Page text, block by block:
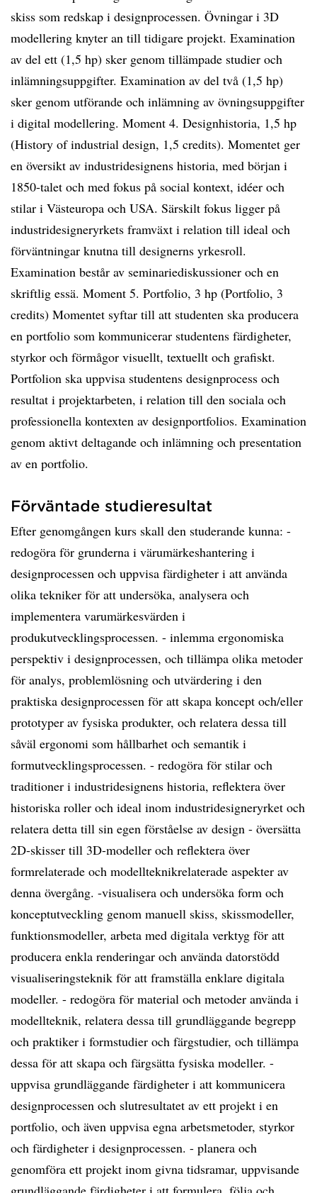
skiss som redskap i designprocessen. Övningar i 3D
modellering knyter an till tidigare projekt. Examination
av del ett (1,5 hp) sker genom tillämpade studier och
inlämningsuppgifter. Examination av del två (1,5 hp)
sker genom utförande och inlämning av övningsuppgifter
i digital modellering. Moment 4. Designhistoria, 1,5 hp
(History of industrial design, 1,5 credits). Momentet ger
en översikt av industridesignens historia, med början i
1850-talet och med fokus på social kontext, idéer och
stilar i Västeuropa och USA. Särskilt fokus ligger på
industridesigneryrkets framväxt i relation till ideal och
förväntningar knutna till designerns yrkesroll.
Examination består av seminariediskussioner och en
skriftlig essä. Moment 5. Portfolio, 3 hp (Portfolio, 3
credits) Momentet syftar till att studenten ska producera
en portfolio som kommunicerar studentens färdigheter,
styrkor och förmågor visuellt, textuellt och grafiskt.
Portfolion ska uppvisa studentens designprocess och
resultat i projektarbeten, i relation till den sociala och
professionella kontexten av designportfolios. Examination
genom aktivt deltagande och inlämning och presentation
av en portfolio.
Förväntade studieresultat
Efter genomgången kurs skall den studerande kunna: -
redogöra för grunderna i värumärkeshantering i
designprocessen och uppvisa färdigheter i att använda
olika tekniker för att undersöka, analysera och
implementera varumärkesvärden i
produkutvecklingsprocessen. - inlemma ergonomiska
perspektiv i designprocessen, och tillämpa olika metoder
för analys, problemlösning och utvärdering i den
praktiska designprocessen för att skapa koncept och/eller
prototyper av fysiska produkter, och relatera dessa till
såväl ergonomi som hållbarhet och semantik i
formutvecklingsprocessen. - redogöra för stilar och
traditioner i industridesignens historia, reflektera över
historiska roller och ideal inom industridesigneryrket och
relatera detta till sin egen förståelse av design - översätta
2D-skisser till 3D-modeller och reflektera över
formrelaterade och modellteknikrelaterade aspekter av
denna övergång. -visualisera och undersöka form och
konceptutveckling genom manuell skiss, skissmodeller,
funktionsmodeller, arbeta med digitala verktyg för att
producera enkla renderingar och använda datorstödd
visualiseringsteknik för att framställa enklare digitala
modeller. - redogöra för material och metoder använda i
modellteknik, relatera dessa till grundläggande begrepp
och praktiker i formstudier och färgstudier, och tillämpa
dessa för att skapa och färgsätta fysiska modeller. -
uppvisa grundläggande färdigheter i att kommunicera
designprocessen och slutresultatet av ett projekt i en
portfolio, och även uppvisa egna arbetsmetoder, styrkor
och färdigheter i designprocessen. - planera och
genomföra ett projekt inom givna tidsramar, uppvisande